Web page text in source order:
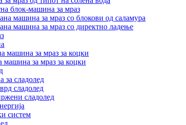
блок-машина за мраз
машина за мраз со блокови од саламура
машина за мраз со директно ладење
машина за мраз за коцки
машина за мраз за коцки
сладолед
сладолед
сладолед
систем